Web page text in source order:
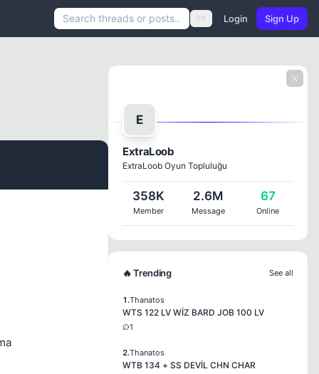
TR Login Sign Up
E
ExtraLoob
ExtraLoob Oyun Topluluğu
358K
Member
2.6M
Message
67
Online
🔥 Trending See all
1.Thanatos
WTS 122 LV WİZ BARD JOB 100 LV
1
2.Thanatos
WTB 134 + SS DEVİL CHN CHAR